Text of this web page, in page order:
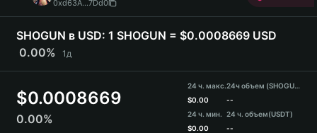
Português (Portugal)
Bahasa Indonesia
ภาษาไทย
हिन्दी
Español
Português (Brasil)
0xd63A...7Dd0
SHOGUN в USD: 1 SHOGUN = $0.0008669 USD
0.00%
1д
$0.0008669
0.00%
24 ч. макс.
$0.00
24 ч. мин.
$0.00
24ч объем (SHOGUN)
--
24 ч. объем(USDT)
--